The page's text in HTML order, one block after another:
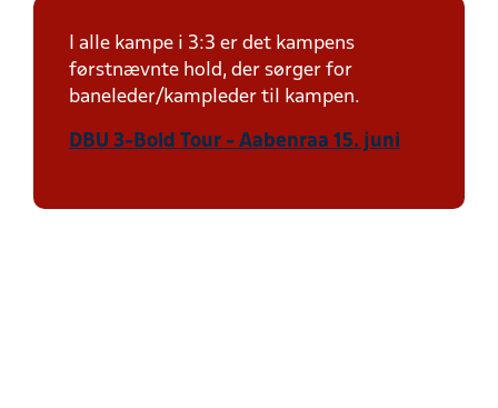
I alle kampe i 3:3 er det kampens
førstnævnte hold, der sørger for
baneleder/kampleder til kampen.
DBU 3-Bold Tour - Aabenraa 15. juni